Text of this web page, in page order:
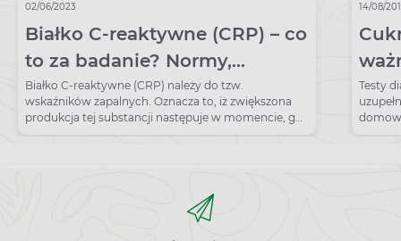
02/06/2023
Białko C-reaktywne (CRP) – co
to za badanie? Normy,
wskazania, przygotowanie
Białko C-reaktywne (CRP) należy do tzw.
wskaźników zapalnych. Oznacza to, iż zwiększona
produkcja tej substancji następuje w momencie, gdy
w organizmie rozwija się stan zapalny. Z tego też
także nowotworów i przebytych zawałów serca.
Jakie są jeszcze wskazania do badania? Jak ono
14/08/
Testy